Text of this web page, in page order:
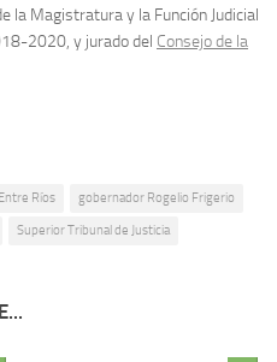
la Magistratura y la Función Judicial
2020, y jurado del Consejo de la
Entre Ríos gobernador Rogelio Frigerio
Superior Tribunal de Justicia